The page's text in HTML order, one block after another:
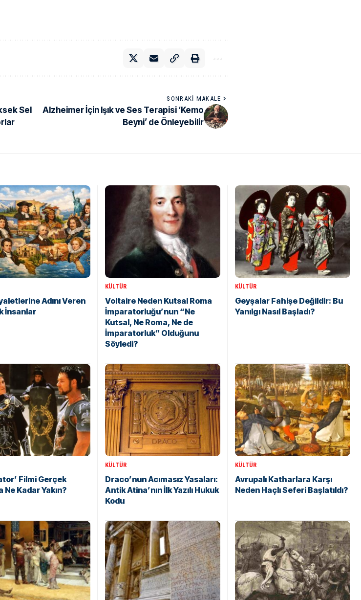
Sel
SONRAKI MAKALE
Alzheimer İçin Işık ve Ses Terapisi ‘Kemo
Beyni’ de Önleyebilir
Adını Veren
İnsanlar
KÜLTÜR
Voltaire Neden Kutsal Roma
İmparatorluğu’nun “Ne
Kutsal, Ne Roma, Ne de
İmparatorluk” Olduğunu
Söyledi?
KÜLTÜR
Geyşalar Fahişe Değildir: Bu
Yanılgı Nasıl Başladı?
Filmi Gerçek
Ne Kadar Yakın?
KÜLTÜR
Draco’nun Acımasız Yasaları:
Antik Atina’nın İlk Yazılı Hukuk
Kodu
KÜLTÜR
Avrupalı ​​Katharlara Karşı
Neden Haçlı Seferi Başlatıldı?